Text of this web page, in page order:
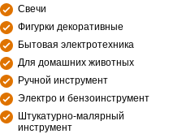
Свечи
Фигурки декоративные
Бытовая электротехника
Для домашних животных
Ручной инструмент
Электро и бензоинструмент
Штукатурно-малярный
инструмент